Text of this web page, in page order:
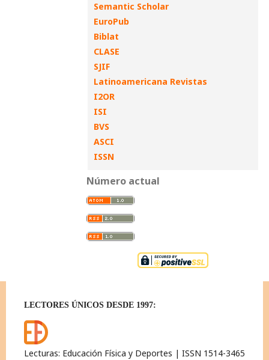
Semantic Scholar
EuroPub
Biblat
CLASE
SJIF
Latinoamericana Revistas
I2OR
ISI
BVS
ASCI
ISSN
Número actual
LECTORES ÚNICOS DESDE 1997:
Lecturas: Educación Física y Deportes | ISSN 1514-3465